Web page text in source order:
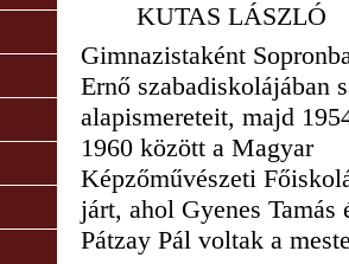
KUTAS LÁSZLÓ
Gimnazistaként
Ernő szabadiskolájában
alapismereteit, majd
1960 között a Magyar
Képzőművészeti
járt, ahol Gyenes Tamás
Pátzay Pál voltak a